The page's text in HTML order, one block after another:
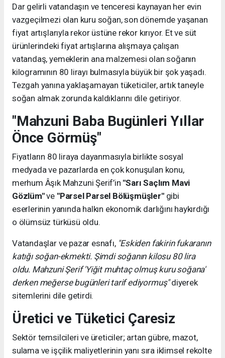
Dar gelirli vatandaşın ve tenceresi kaynayan her evin
vazgeçilmezi olan kuru soğan, son dönemde yaşanan
fiyat artışlarıyla rekor üstüne rekor kırıyor. Et ve süt
ürünlerindeki fiyat artışlarına alışmaya çalışan
vatandaş, yemeklerin ana malzemesi olan soğanın
kilogramının 80 lirayı bulmasıyla büyük bir şok yaşadı.
Tezgah yanına yaklaşamayan tüketiciler, artık taneyle
soğan almak zorunda kaldıklarını dile getiriyor.
"Mahzuni Baba Bugünleri Yıllar
Önce Görmüş"
Fiyatların 80 liraya dayanmasıyla birlikte sosyal
medyada ve pazarlarda en çok konuşulan konu,
merhum Âşık Mahzuni Şerif’in "Sarı Saçlım Mavi
Gözlüm"ve "Parsel Parsel Bölüşmüşler"gibi
eserlerinin yanında halkın ekonomik darlığını haykırdığı
o ölümsüz türküsü oldu.
Vatandaşlar ve pazar esnafı, "Eskiden fakirin fukaranın
katığı soğan-ekmekti. Şimdi soğanın kilosu 80 lira
oldu. Mahzuni Şerif 'Yiğit muhtaç olmuş kuru soğana'
derken meğerse bugünleri tarif ediyormuş"diyerek
sitemlerini dile getirdi.
Üretici ve Tüketici Çaresiz
Sektör temsilcileri ve üreticiler; artan gübre, mazot,
sulama ve işçilik maliyetlerinin yanı sıra iklimsel rekolte